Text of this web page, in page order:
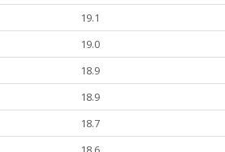
19.1
19.0
18.9
18.9
18.7